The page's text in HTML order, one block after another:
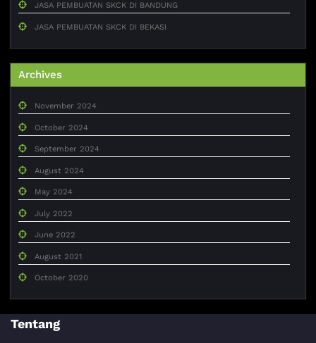
JASA PEMBUATAN SKCK DI BANDUNG
JASA PEMBUATAN SKCK DI BEKASI
Archives
November 2024
October 2024
September 2024
August 2024
May 2024
July 2022
June 2022
August 2021
October 2020
Tentang